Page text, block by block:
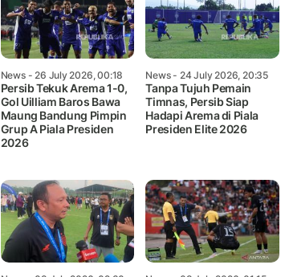
News- 26 July 2026, 00:18
Persib Tekuk Arema 1-0,
Gol Uilliam Baros Bawa
Maung Bandung Pimpin
Grup A Piala Presiden
2026
News- 24 July 2026, 20:35
Tanpa Tujuh Pemain
Timnas, Persib Siap
Hadapi Arema di Piala
Presiden Elite 2026